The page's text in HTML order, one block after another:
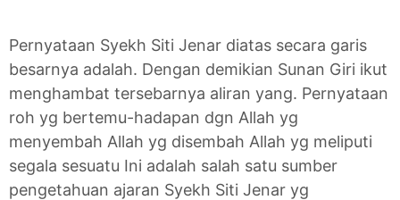
Pernyataan Syekh Siti Jenar diatas secara garis
besarnya adalah. Dengan demikian Sunan Giri ikut
menghambat tersebarnya aliran yang. Pernyataan
roh yg bertemu-hadapan dgn Allah yg
menyembah Allah yg disembah Allah yg meliputi
segala sesuatu Ini adalah salah satu sumber
pengetahuan ajaran Syekh Siti Jenar yg